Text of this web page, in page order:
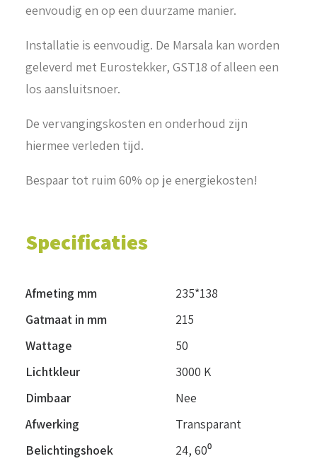
eenvoudig en op een duurzame manier.
Installatie is eenvoudig. De Marsala kan worden
geleverd met Eurostekker, GST18 of alleen een
los aansluitsnoer.
De vervangingskosten en onderhoud zijn
hiermee verleden tijd.
Bespaar tot ruim 60% op je energiekosten!
Specificaties
Afmeting mm
235*138
Gatmaat in mm
215
Wattage
50
Lichtkleur
3000 K
Dimbaar
Nee
Afwerking
Transparant
Belichtingshoek
24, 60⁰